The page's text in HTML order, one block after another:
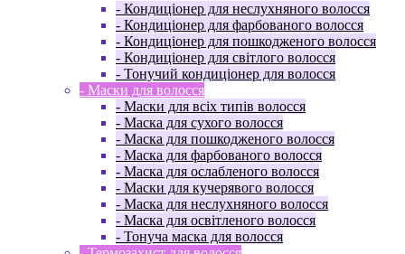
- Кондиціонер для неслухняного волосся
- Кондиціонер для фарбованого волосся
- Кондиціонер для пошкодженого волосся
- Кондиціонер для світлого волосся
- Тонучий кондиціонер для волосся
- Маски для волосся
- Маски для всіх типів волосся
- Маска для сухого волосся
- Маска для пошкодженого волосся
- Маска для фарбованого волосся
- Маска для ослабленого волосся
- Маски для кучерявого волосся
- Маска для неслухняного волосся
- Маска для освітленого волосся
- Тонуча маска для волосся